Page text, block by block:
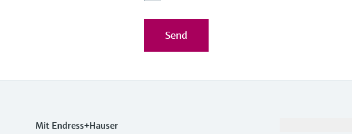
Send
Mit Endress+Hauser